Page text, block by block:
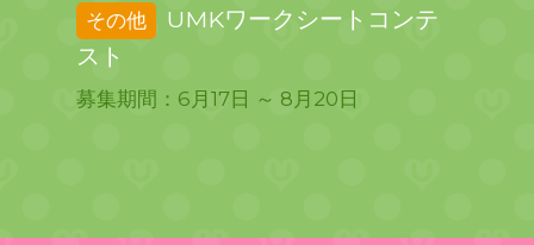
その他
UMKワークシートコンテ
スト
募集期間：6月17日 ～ 8月20日